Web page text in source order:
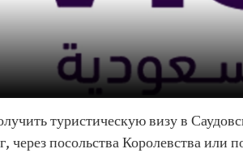
туристическую визу в
через посольства Королевства или